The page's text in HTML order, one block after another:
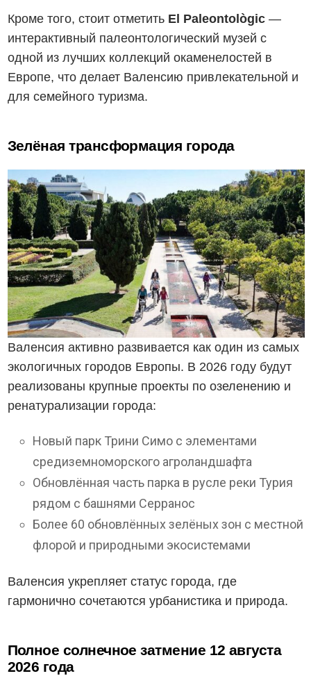
Кроме того, стоит отметить El Paleontològic—
интерактивный палеонтологический музей с
одной из лучших коллекций окаменелостей в
Европе, что делает Валенсию привлекательной и
для семейного туризма.
Зелёная трансформация города
Валенсия активно развивается как один из самых
экологичных городов Европы. В 2026 году будут
реализованы крупные проекты по озеленению и
ренатурализации города:
Новый парк Трини Симо с элементами
средиземноморского агроландшафта
Обновлённая часть парка в русле реки Турия
рядом с башнями Серранос
Более 60 обновлённых зелёных зон с местной
флорой и природными экосистемами
Валенсия укрепляет статус города, где
гармонично сочетаются урбанистика и природа.
Полное солнечное затмение 12 августа
2026 года